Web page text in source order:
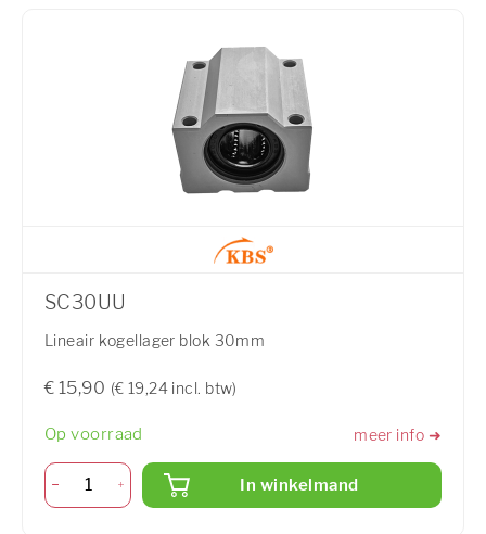
SC30UU
Lineair kogellager blok 30mm
€ 15,90 (€ 19,24 incl. btw)
Op voorraad meer info ➜
In winkelmand